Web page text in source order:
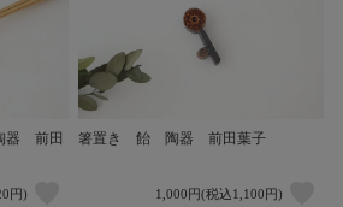
器 前田
円)
箸置き 飴 陶器 前田葉子
1,000円(税込1,100円)